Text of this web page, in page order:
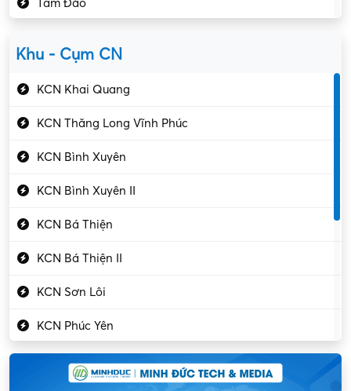
Kiểm soát chất lượng
Kỹ sư cơ khí
Kỹ sư điện
Kỹ thuật cao
Kỹ thuật mạng – IT
Làm bán thời gian
Lao động phổ thông
Lập trình – Phát triển
Luật – Công chứng
Marketing – PR
Mỹ phẩm – Trang sức
Tam Đảo
Khu - Cụm CN
KCN Khai Quang
KCN Thăng Long Vĩnh Phúc
KCN Bình Xuyên
KCN Bình Xuyên II
KCN Bá Thiện
KCN Bá Thiện II
KCN Sơn Lôi
KCN Phúc Yên